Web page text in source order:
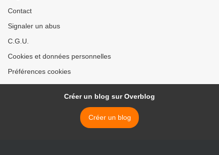
Contact
Signaler un abus
C.G.U.
Cookies et données personnelles
Préférences cookies
Créer un blog sur Overblog
Créer un blog